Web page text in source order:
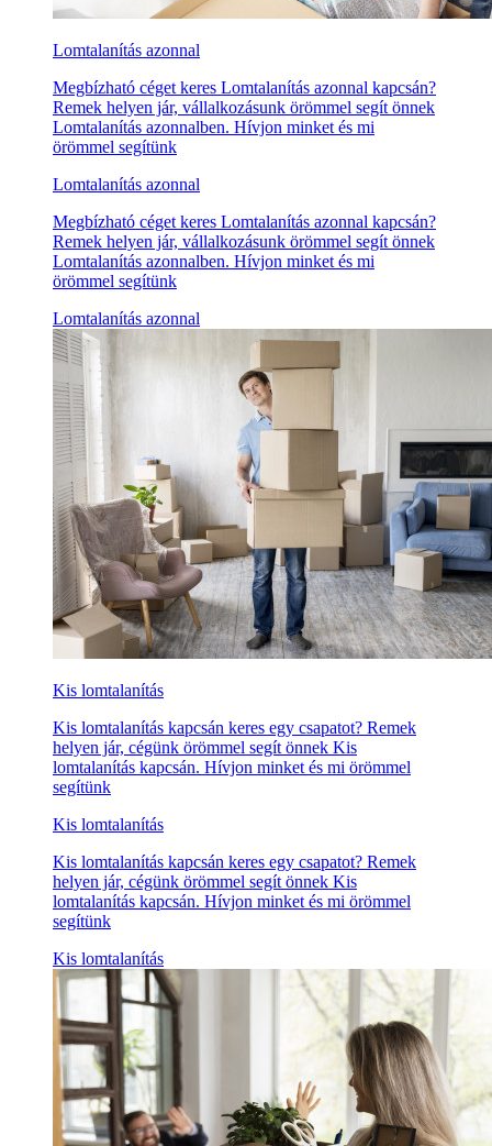
Lomtalanítás azonnal
Megbízható céget keres Lomtalanítás azonnal kapcsán?
Remek helyen jár, vállalkozásunk örömmel segít önnek
Lomtalanítás azonnalben. Hívjon minket és mi
örömmel segítünk
Lomtalanítás azonnal
Megbízható céget keres Lomtalanítás azonnal kapcsán?
Remek helyen jár, vállalkozásunk örömmel segít önnek
Lomtalanítás azonnalben. Hívjon minket és mi
örömmel segítünk
Lomtalanítás azonnal
Kis lomtalanítás
Kis lomtalanítás kapcsán keres egy csapatot? Remek
helyen jár, cégünk örömmel segít önnek Kis
lomtalanítás kapcsán. Hívjon minket és mi örömmel
segítünk
Kis lomtalanítás
Kis lomtalanítás kapcsán keres egy csapatot? Remek
helyen jár, cégünk örömmel segít önnek Kis
lomtalanítás kapcsán. Hívjon minket és mi örömmel
segítünk
Kis lomtalanítás